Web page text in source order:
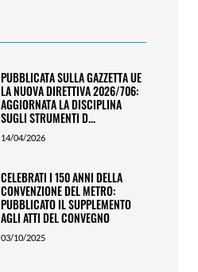
PUBBLICATA SULLA GAZZETTA UE
LA NUOVA DIRETTIVA 2026/706:
AGGIORNATA LA DISCIPLINA
SUGLI STRUMENTI D...
14/04/2026
CELEBRATI I 150 ANNI DELLA
CONVENZIONE DEL METRO:
PUBBLICATO IL SUPPLEMENTO
AGLI ATTI DEL CONVEGNO
03/10/2025